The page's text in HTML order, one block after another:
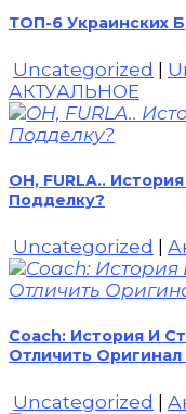
ТОП-6 Украинских
Uncategorized |
АКТУАЛЬНОЕ
OH, FURLA..
Подделку?
Uncategorized |
Coach: История И
Отличить
Uncategorized |